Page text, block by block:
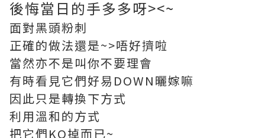
後悔當日的手多多呀><~
面對黑頭粉刺
正確的做法還是~>唔好擠啦
當然亦不是叫你不要理會
有時看見它們好易DOWN曬嫁嘛
因此只是轉換下方式
利用溫和的方式
把它們KO掉而已~